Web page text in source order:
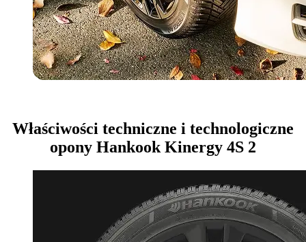
Właściwości techniczne i technologiczne
opony Hankook Kinergy 4S 2